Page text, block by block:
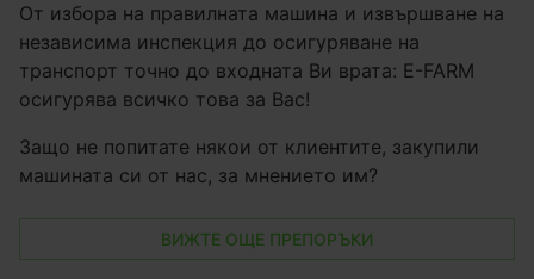
От избора на правилната машина и извършване на
независима инспекция до осигуряване на
транспорт точно до входната Ви врата: E-FARM
осигурява всичко това за Вас!
Защо не попитате някои от клиентите, закупили
машината си от нас, за мнението им?
ВИЖТЕ ОЩЕ ПРЕПОРЪКИ